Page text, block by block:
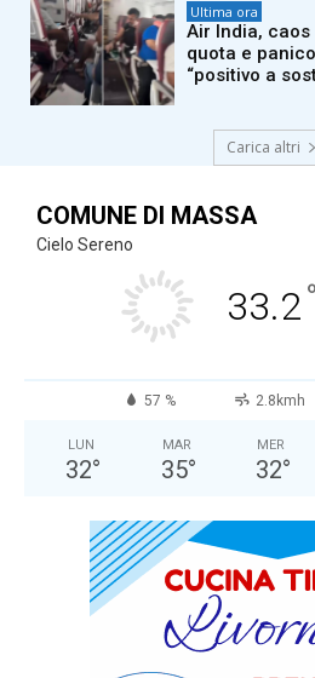
Ultima ora
Air India,
quota e
“positivo a
Carica altri
COMUNE DI MASSA
Cielo Sereno
33.2°
57 % 2.8kmh
LUN
32°
MAR
35°
MER
32°